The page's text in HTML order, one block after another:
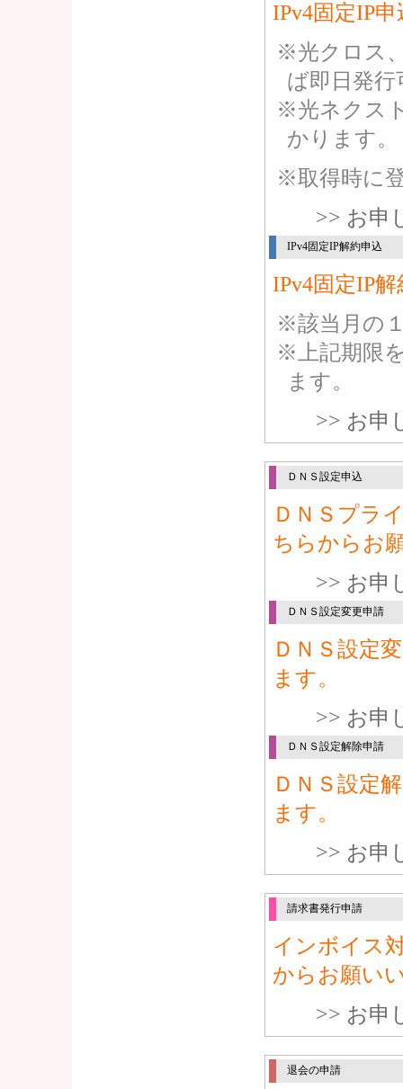
IPv4固定IP
光クロス
ば即日発
光ネクス
かります。
取得時に
>> お申
IPv4固定IP解約申込
IPv4固定IP
該当月の
上記期限
ます。
>> お申
ＤＮＳ設定申込
ＤＮＳプラ
ちらからお
>> お申
ＤＮＳ設定変更申請
ＤＮＳ設定
ます。
>> お申
ＤＮＳ設定解除申請
ＤＮＳ設定
ます。
>> お申
請求書発行申請
インボイス
からお願い
>> お申
退会の申請